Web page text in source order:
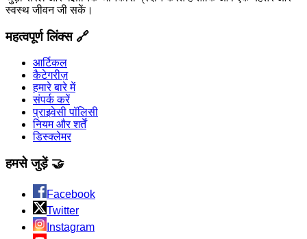
स्वस्थ जीवन जी सकें।
महत्वपूर्ण लिंक्स 🔗
आर्टिकल
कैटेगरीज़
हमारे बारे में
संपर्क करें
प्राइवेसी पॉलिसी
नियम और शर्तें
डिस्क्लेमर
हमसे जुड़ें 🤝
Facebook
Twitter
Instagram